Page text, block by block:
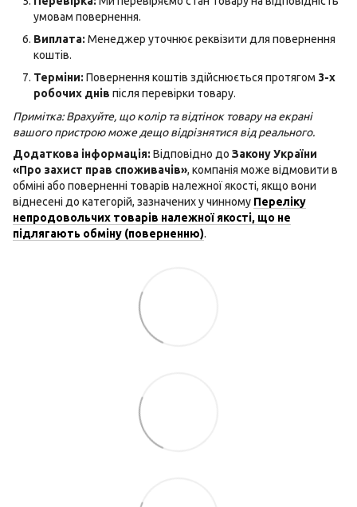
умовам повернення.
Виплата: Менеджер уточнює реквізити для повернення
коштів.
Терміни: Повернення коштів здійснюється протягом 3-х
робочих днів після перевірки товару.
Примітка: Врахуйте, що колір та відтінок товару на екрані
вашого пристрою може дещо відрізнятися від реального.
Додаткова інформація: Відповідно до Закону України
«Про захист прав споживачів», компанія може відмовити в
обміні або поверненні товарів належної якості, якщо вони
віднесені до категорій, зазначених у чинному Переліку
непродовольчих товарів належної якості, що не
підлягають обміну (поверненню).